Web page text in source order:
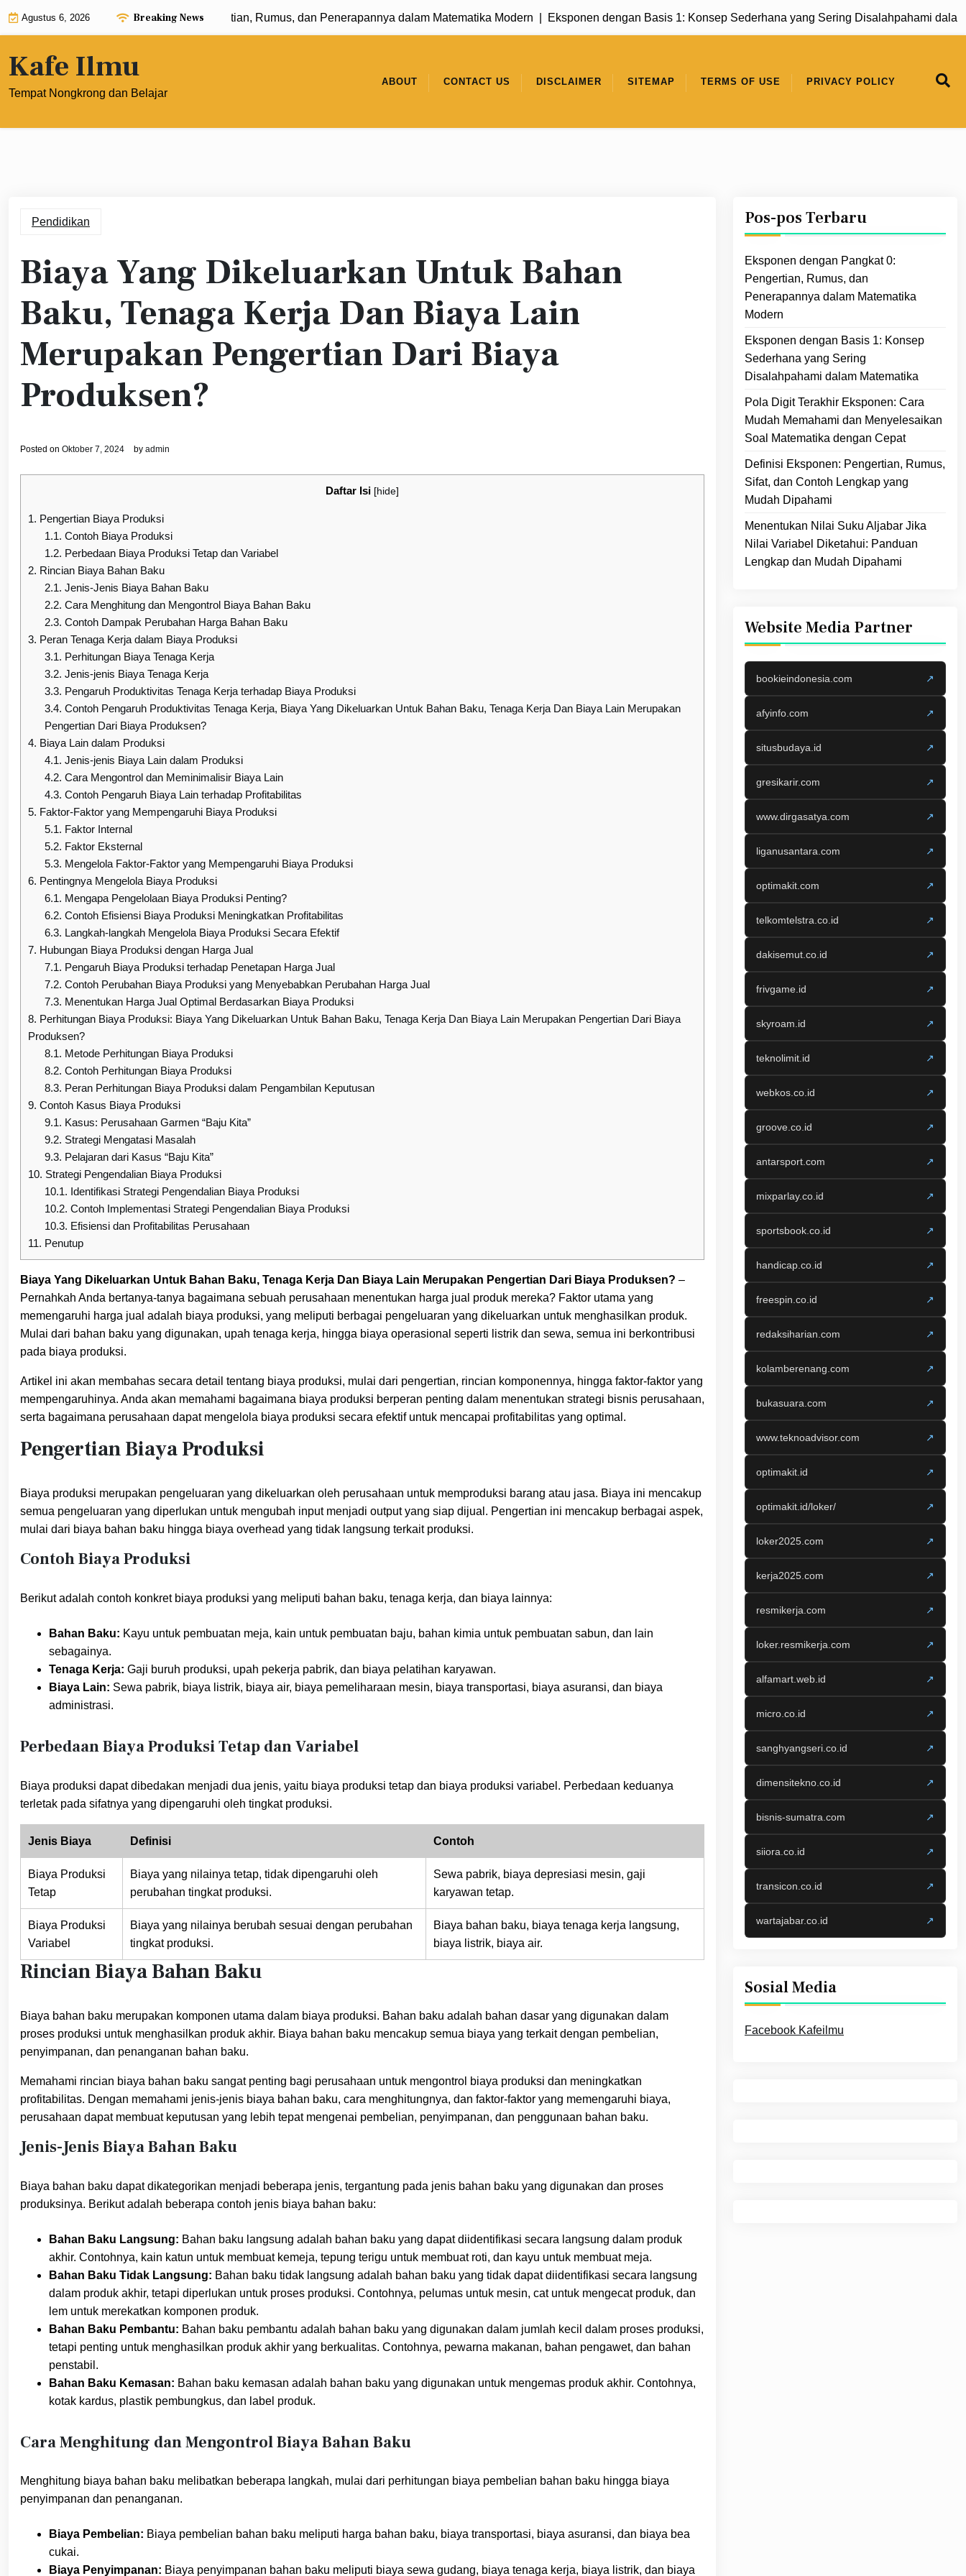
Agustus 6, 2026 Breaking News
Eksponen dengan Pangkat 0: Pengertian, Rumus, dan Penerapannya dalam Matematika Modern |Eksponen dengan Basis 1: Konsep Sederhana yang Sering Disalahpahami dalam
Kafe Ilmu
Tempat Nongkrong dan Belajar
ABOUT CONTACT US DISCLAIMER SITEMAP TERMS OF USE PRIVACY POLICY
Pendidikan
Biaya Yang Dikeluarkan Untuk Bahan
Baku, Tenaga Kerja Dan Biaya Lain
Merupakan Pengertian Dari Biaya
Produksen?
Posted on Oktober 7, 2024 by admin
Daftar Isi [hide]
1. Pengertian Biaya Produksi
1.1. Contoh Biaya Produksi
1.2. Perbedaan Biaya Produksi Tetap dan Variabel
2. Rincian Biaya Bahan Baku
2.1. Jenis-Jenis Biaya Bahan Baku
2.2. Cara Menghitung dan Mengontrol Biaya Bahan Baku
2.3. Contoh Dampak Perubahan Harga Bahan Baku
3. Peran Tenaga Kerja dalam Biaya Produksi
3.1. Perhitungan Biaya Tenaga Kerja
3.2. Jenis-jenis Biaya Tenaga Kerja
3.3. Pengaruh Produktivitas Tenaga Kerja terhadap Biaya Produksi
3.4. Contoh Pengaruh Produktivitas Tenaga Kerja, Biaya Yang Dikeluarkan Untuk Bahan Baku, Tenaga Kerja Dan Biaya Lain Merupakan
Pengertian Dari Biaya Produksen?
4. Biaya Lain dalam Produksi
4.1. Jenis-jenis Biaya Lain dalam Produksi
4.2. Cara Mengontrol dan Meminimalisir Biaya Lain
4.3. Contoh Pengaruh Biaya Lain terhadap Profitabilitas
5. Faktor-Faktor yang Mempengaruhi Biaya Produksi
5.1. Faktor Internal
5.2. Faktor Eksternal
5.3. Mengelola Faktor-Faktor yang Mempengaruhi Biaya Produksi
6. Pentingnya Mengelola Biaya Produksi
6.1. Mengapa Pengelolaan Biaya Produksi Penting?
6.2. Contoh Efisiensi Biaya Produksi Meningkatkan Profitabilitas
6.3. Langkah-langkah Mengelola Biaya Produksi Secara Efektif
7. Hubungan Biaya Produksi dengan Harga Jual
7.1. Pengaruh Biaya Produksi terhadap Penetapan Harga Jual
7.2. Contoh Perubahan Biaya Produksi yang Menyebabkan Perubahan Harga Jual
7.3. Menentukan Harga Jual Optimal Berdasarkan Biaya Produksi
8. Perhitungan Biaya Produksi: Biaya Yang Dikeluarkan Untuk Bahan Baku, Tenaga Kerja Dan Biaya Lain Merupakan Pengertian Dari Biaya
Produksen?
8.1. Metode Perhitungan Biaya Produksi
8.2. Contoh Perhitungan Biaya Produksi
8.3. Peran Perhitungan Biaya Produksi dalam Pengambilan Keputusan
9. Contoh Kasus Biaya Produksi
9.1. Kasus: Perusahaan Garmen “Baju Kita”
9.2. Strategi Mengatasi Masalah
9.3. Pelajaran dari Kasus “Baju Kita”
10. Strategi Pengendalian Biaya Produksi
10.1. Identifikasi Strategi Pengendalian Biaya Produksi
10.2. Contoh Implementasi Strategi Pengendalian Biaya Produksi
10.3. Efisiensi dan Profitabilitas Perusahaan
11. Penutup
Biaya Yang Dikeluarkan Untuk Bahan Baku, Tenaga Kerja Dan Biaya Lain Merupakan Pengertian Dari Biaya Produksen? –
Pernahkah Anda bertanya-tanya bagaimana sebuah perusahaan menentukan harga jual produk mereka? Faktor utama yang
memengaruhi harga jual adalah biaya produksi, yang meliputi berbagai pengeluaran yang dikeluarkan untuk menghasilkan produk.
Mulai dari bahan baku yang digunakan, upah tenaga kerja, hingga biaya operasional seperti listrik dan sewa, semua ini berkontribusi
pada biaya produksi.
Artikel ini akan membahas secara detail tentang biaya produksi, mulai dari pengertian, rincian komponennya, hingga faktor-faktor yang
mempengaruhinya. Anda akan memahami bagaimana biaya produksi berperan penting dalam menentukan strategi bisnis perusahaan,
serta bagaimana perusahaan dapat mengelola biaya produksi secara efektif untuk mencapai profitabilitas yang optimal.
Pengertian Biaya Produksi
Biaya produksi merupakan pengeluaran yang dikeluarkan oleh perusahaan untuk memproduksi barang atau jasa. Biaya ini mencakup
semua pengeluaran yang diperlukan untuk mengubah input menjadi output yang siap dijual. Pengertian ini mencakup berbagai aspek,
mulai dari biaya bahan baku hingga biaya overhead yang tidak langsung terkait produksi.
Contoh Biaya Produksi
Berikut adalah contoh konkret biaya produksi yang meliputi bahan baku, tenaga kerja, dan biaya lainnya:
Bahan Baku: Kayu untuk pembuatan meja, kain untuk pembuatan baju, bahan kimia untuk pembuatan sabun, dan lain
sebagainya.
Tenaga Kerja: Gaji buruh produksi, upah pekerja pabrik, dan biaya pelatihan karyawan.
Biaya Lain: Sewa pabrik, biaya listrik, biaya air, biaya pemeliharaan mesin, biaya transportasi, biaya asuransi, dan biaya
administrasi.
Perbedaan Biaya Produksi Tetap dan Variabel
Biaya produksi dapat dibedakan menjadi dua jenis, yaitu biaya produksi tetap dan biaya produksi variabel. Perbedaan keduanya
terletak pada sifatnya yang dipengaruhi oleh tingkat produksi.
Jenis Biaya Definisi Contoh
Biaya Produksi
Tetap
Biaya yang nilainya tetap, tidak dipengaruhi oleh
perubahan tingkat produksi.
Sewa pabrik, biaya depresiasi mesin, gaji
karyawan tetap.
Biaya Produksi
Variabel
Biaya yang nilainya berubah sesuai dengan perubahan
tingkat produksi.
Biaya bahan baku, biaya tenaga kerja langsung,
biaya listrik, biaya air.
Rincian Biaya Bahan Baku
Biaya bahan baku merupakan komponen utama dalam biaya produksi. Bahan baku adalah bahan dasar yang digunakan dalam
proses produksi untuk menghasilkan produk akhir. Biaya bahan baku mencakup semua biaya yang terkait dengan pembelian,
penyimpanan, dan penanganan bahan baku.
Memahami rincian biaya bahan baku sangat penting bagi perusahaan untuk mengontrol biaya produksi dan meningkatkan
profitabilitas. Dengan memahami jenis-jenis biaya bahan baku, cara menghitungnya, dan faktor-faktor yang memengaruhi biaya,
perusahaan dapat membuat keputusan yang lebih tepat mengenai pembelian, penyimpanan, dan penggunaan bahan baku.
Jenis-Jenis Biaya Bahan Baku
Biaya bahan baku dapat dikategorikan menjadi beberapa jenis, tergantung pada jenis bahan baku yang digunakan dan proses
produksinya. Berikut adalah beberapa contoh jenis biaya bahan baku:
Bahan Baku Langsung: Bahan baku langsung adalah bahan baku yang dapat diidentifikasi secara langsung dalam produk
akhir. Contohnya, kain katun untuk membuat kemeja, tepung terigu untuk membuat roti, dan kayu untuk membuat meja.
Bahan Baku Tidak Langsung: Bahan baku tidak langsung adalah bahan baku yang tidak dapat diidentifikasi secara langsung
dalam produk akhir, tetapi diperlukan untuk proses produksi. Contohnya, pelumas untuk mesin, cat untuk mengecat produk, dan
lem untuk merekatkan komponen produk.
Bahan Baku Pembantu: Bahan baku pembantu adalah bahan baku yang digunakan dalam jumlah kecil dalam proses produksi,
tetapi penting untuk menghasilkan produk akhir yang berkualitas. Contohnya, pewarna makanan, bahan pengawet, dan bahan
penstabil.
Bahan Baku Kemasan: Bahan baku kemasan adalah bahan baku yang digunakan untuk mengemas produk akhir. Contohnya,
kotak kardus, plastik pembungkus, dan label produk.
Cara Menghitung dan Mengontrol Biaya Bahan Baku
Menghitung biaya bahan baku melibatkan beberapa langkah, mulai dari perhitungan biaya pembelian bahan baku hingga biaya
penyimpanan dan penanganan.
Biaya Pembelian: Biaya pembelian bahan baku meliputi harga bahan baku, biaya transportasi, biaya asuransi, dan biaya bea
cukai.
Biaya Penyimpanan: Biaya penyimpanan bahan baku meliputi biaya sewa gudang, biaya tenaga kerja, biaya listrik, dan biaya
Pos-pos Terbaru
Eksponen dengan Pangkat 0:
Pengertian, Rumus, dan
Penerapannya dalam Matematika
Modern
Eksponen dengan Basis 1: Konsep
Sederhana yang Sering
Disalahpahami dalam Matematika
Pola Digit Terakhir Eksponen: Cara
Mudah Memahami dan Menyelesaikan
Soal Matematika dengan Cepat
Definisi Eksponen: Pengertian, Rumus,
Sifat, dan Contoh Lengkap yang
Mudah Dipahami
Menentukan Nilai Suku Aljabar Jika
Nilai Variabel Diketahui: Panduan
Lengkap dan Mudah Dipahami
Website Media Partner
bookieindonesia.com ↗
afyinfo.com ↗
situsbudaya.id ↗
gresikarir.com ↗
www.dirgasatya.com ↗
liganusantara.com ↗
optimakit.com ↗
telkomtelstra.co.id ↗
dakisemut.co.id ↗
frivgame.id ↗
skyroam.id ↗
teknolimit.id ↗
webkos.co.id ↗
groove.co.id ↗
antarsport.com ↗
mixparlay.co.id ↗
sportsbook.co.id ↗
handicap.co.id ↗
freespin.co.id ↗
redaksiharian.com ↗
kolamberenang.com ↗
bukasuara.com ↗
www.teknoadvisor.com ↗
optimakit.id ↗
optimakit.id/loker/ ↗
loker2025.com ↗
kerja2025.com ↗
resmikerja.com ↗
loker.resmikerja.com ↗
alfamart.web.id ↗
micro.co.id ↗
sanghyangseri.co.id ↗
dimensitekno.co.id ↗
bisnis-sumatra.com ↗
siiora.co.id ↗
transicon.co.id ↗
wartajabar.co.id ↗
Sosial Media
Facebook Kafeilmu